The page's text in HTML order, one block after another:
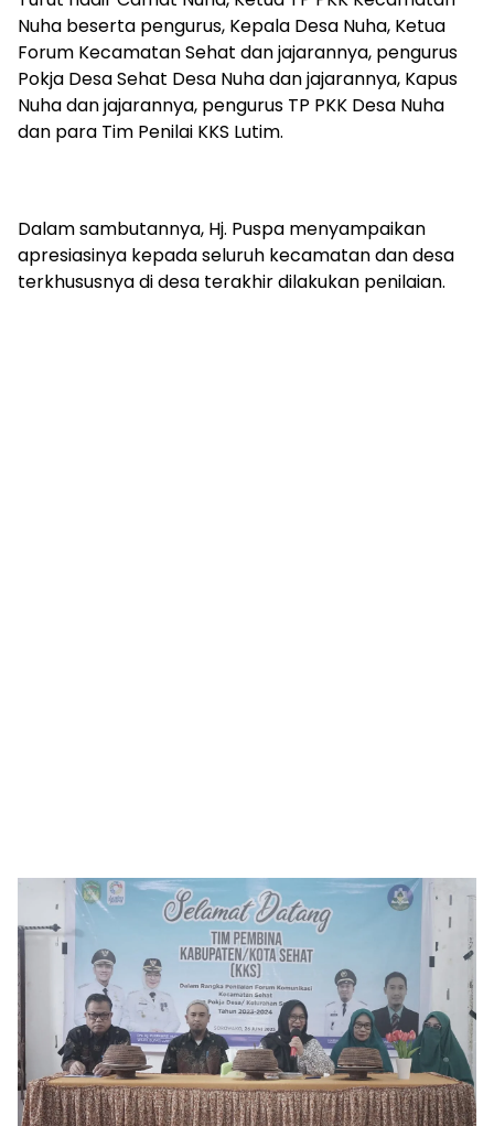
Nuha beserta pengurus, Kepala Desa Nuha, Ketua
Forum Kecamatan Sehat dan jajarannya, pengurus
Pokja Desa Sehat Desa Nuha dan jajarannya, Kapus
Nuha dan jajarannya, pengurus TP PKK Desa Nuha
dan para Tim Penilai KKS Lutim.
Dalam sambutannya, Hj. Puspa menyampaikan
apresiasinya kepada seluruh kecamatan dan desa
terkhususnya di desa terakhir dilakukan penilaian.